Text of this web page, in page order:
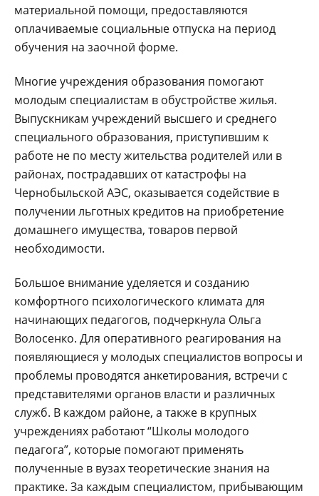
материальной помощи, предоставляются
оплачиваемые социальные отпуска на период
обучения на заочной форме.
Многие учреждения образования помогают
молодым специалистам в обустройстве жилья.
Выпускникам учреждений высшего и среднего
специального образования, приступившим к
работе не по месту жительства родителей или в
районах, пострадавших от катастрофы на
Чернобыльской АЭС, оказывается содействие в
получении льготных кредитов на приобретение
домашнего имущества, товаров первой
необходимости.
Большое внимание уделяется и созданию
комфортного психологического климата для
начинающих педагогов, подчеркнула Ольга
Волосенко. Для оперативного реагирования на
появляющиеся у молодых специалистов вопросы и
проблемы проводятся анкетирования, встречи с
представителями органов власти и различных
служб. В каждом районе, а также в крупных
учреждениях работают “Школы молодого
педагога”, которые помогают применять
полученные в вузах теоретические знания на
практике. За каждым специалистом, прибывающим